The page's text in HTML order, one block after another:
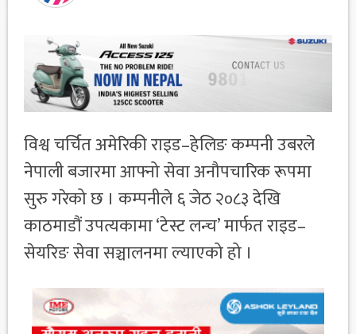
विश्व चर्चित अमेरिकी राइड–हेलिङ कम्पनी उबरले
नेपाली बजारमा आफ्नो सेवा अनौपचारिक रूपमा
सुरु गरेको छ । कम्पनीले ६ जेठ २०८३ देखि
काठमाडौं उपत्यकामा ‘टेस्ट लन्च’ मार्फत राइड–
सेयरिङ सेवा सञ्चालनमा ल्याएको हो ।